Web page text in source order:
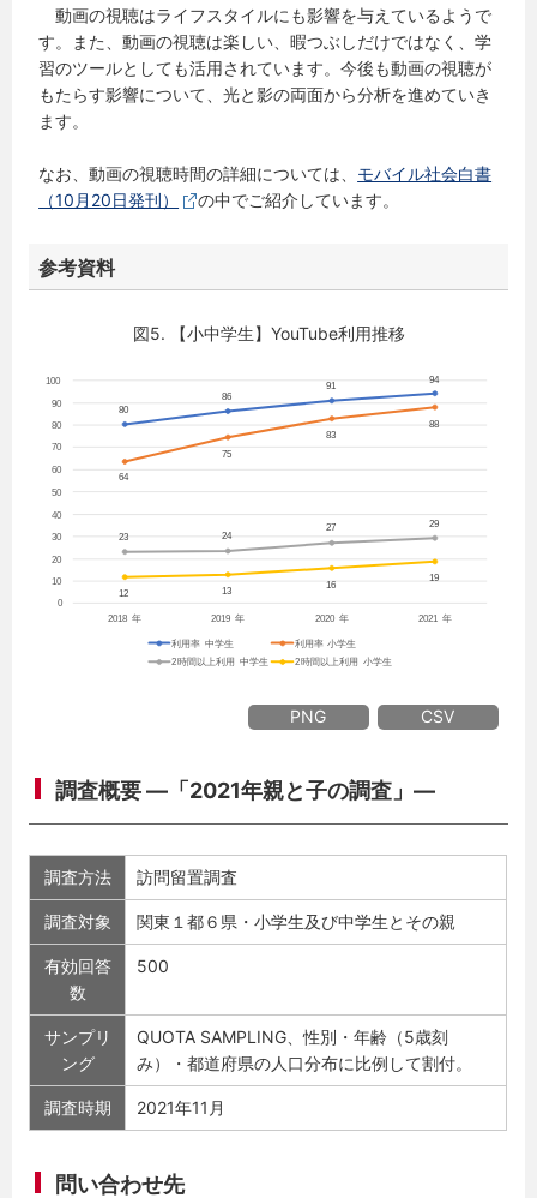
動画の視聴はライフスタイルにも影響を与えているようで
す。また、動画の視聴は楽しい、暇つぶしだけではなく、学
習のツールとしても活用されています。今後も動画の視聴が
もたらす影響について、光と影の両面から分析を進めていき
ます。
なお、動画の視聴時間の詳細については、 モバイル社会白書
（10月20日発刊）
の中でご紹介しています。
参考資料
図5. 【小中学生】YouTube利用推移
PNG CSV
調査概要 ―「2021年親と子の調査」―
調査方法 訪問留置調査
調査対象 関東１都６県・小学生及び中学生とその親
有効回答
数
500
サンプリ
ング
QUOTA SAMPLING、性別・年齢（5歳刻
み）・都道府県の人口分布に比例して割付。
調査時期 2021年11月
問い合わせ先